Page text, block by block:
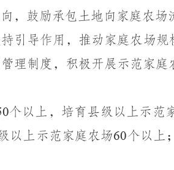
，鼓励承包土地向家庭农场
引导作用，推动家庭农场
理制度，积极开展示范家庭
个以上，培育县级以上示范
以上示范家庭农场60个以上